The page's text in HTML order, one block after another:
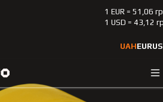
1 EUR = 51,06
1 USD = 43,12
UAHEUR
Mercedes-Benz
201
переднього стабілізатора
HARDNESS